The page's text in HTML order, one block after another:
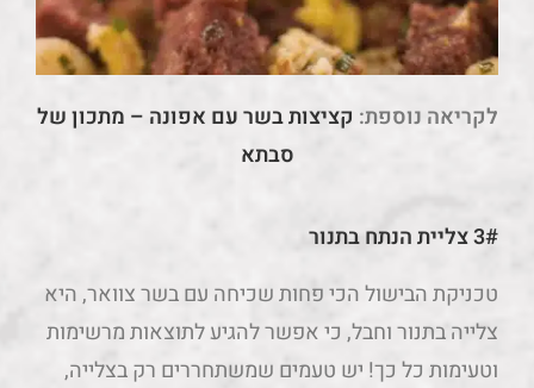
לקריאה נוספת: קציצות בשר עם אפונה – מתכון של
סבתא
3# צליית הנתח בתנור
טכניקת הבישול הכי פחות שכיחה עם בשר צוואר, היא
צלייה בתנור וחבל, כי אפשר להגיע לתוצאות מרשימות
וטעימות כל כך! יש טעמים שמשתחררים רק בצלייה,